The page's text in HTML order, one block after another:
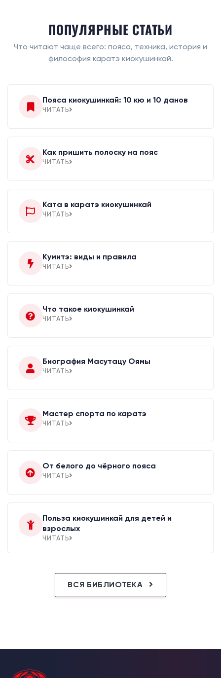
ПОПУЛЯРНЫЕ СТАТЬИ
Что читают чаще всего: пояса, техника, история и
философия каратэ киокушинкай.
Пояса киокушинкай: 10 кю и 10 данов
ЧИТАТЬ
Как пришить полоску на пояс
ЧИТАТЬ
Ката в каратэ киокушинкай
ЧИТАТЬ
Кумитэ: виды и правила
ЧИТАТЬ
Что такое киокушинкай
ЧИТАТЬ
Биография Масутацу Оямы
ЧИТАТЬ
Мастер спорта по каратэ
ЧИТАТЬ
От белого до чёрного пояса
ЧИТАТЬ
Польза киокушинкай для детей и
взрослых
ЧИТАТЬ
ВСЯ БИБЛИОТЕКА